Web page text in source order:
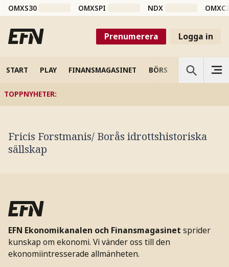
OMXS30 OMXSPI NDX
Prenumerera Logga in
START PLAY FINANSMAGASINET BÖRS VETENSKAP
TOPPNYHETER:
Fricis Forstmanis/ Borås idrottshistoriska
sällskap
EFN Ekonomikanalen och Finansmagasinet sprider
kunskap om ekonomi. Vi vänder oss till den
ekonomiintresserade allmänheten.